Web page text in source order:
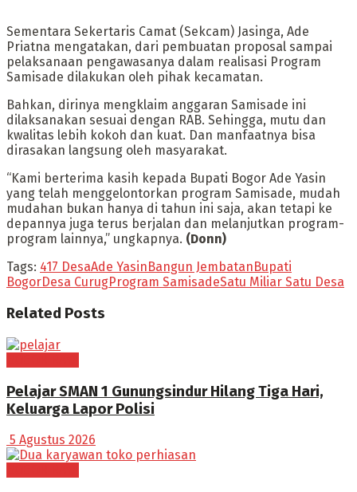
Sementara Sekertaris Camat (Sekcam) Jasinga, Ade
Priatna mengatakan, dari pembuatan proposal sampai
pelaksanaan pengawasanya dalam realisasi Program
Samisade dilakukan oleh pihak kecamatan.
Bahkan, dirinya mengklaim anggaran Samisade ini
dilaksanakan sesuai dengan RAB. Sehingga, mutu dan
kwalitas lebih kokoh dan kuat. Dan manfaatnya bisa
dirasakan langsung oleh masyarakat.
“Kami berterima kasih kepada Bupati Bogor Ade Yasin
yang telah menggelontorkan program Samisade, mudah
mudahan bukan hanya di tahun ini saja, akan tetapi ke
depannya juga terus berjalan dan melanjutkan program-
program lainnya,” ungkapnya. (Donn)
Tags: 417 DesaAde Yasin Bangun Jembatan Bupati
BogorDesa CurugProgram SamisadeSatu Miliar Satu Desa
Related Posts
Pelajar SMAN 1 Gunungsindur Hilang Tiga Hari,
Keluarga Lapor Polisi
5 Agustus 2026